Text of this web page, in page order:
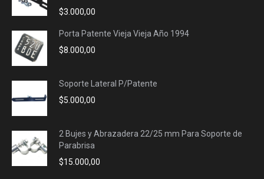
$3.000,00
Porta Patente Vieja Vieja Año 1994
$8.000,00
Soporte Lateral P/Patente
$5.000,00
2 Bujes y Abrazadera 22/25 mm Para Soporte de
Parabrisa
$15.000,00